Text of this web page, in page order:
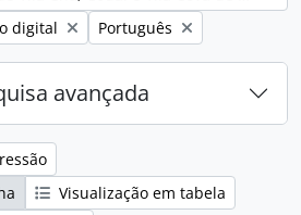
digital Remover filtro:
Português
avançada
Visualização em tabela